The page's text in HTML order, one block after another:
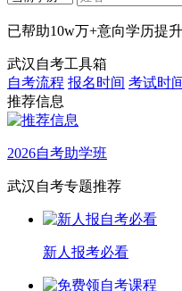
已帮助10w万+意向学历提
武汉自考工具箱
自考流程 报名时间 考试时
推荐信息
2026自考助学班
武汉自考专题推荐
新人报考必看